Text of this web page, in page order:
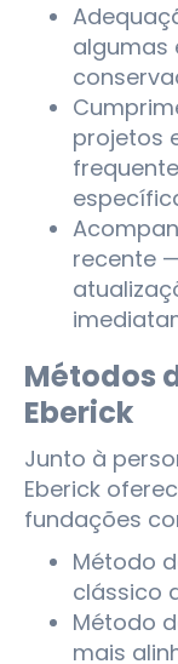
algumas
projetos
recente
Métodos
Eberick
Junto à
Eberick
fundações
Método
clássico
Método
mais